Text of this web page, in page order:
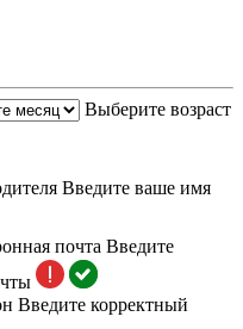
Выберите возраст
Введите ваше имя
почта Введите
Введите корректный